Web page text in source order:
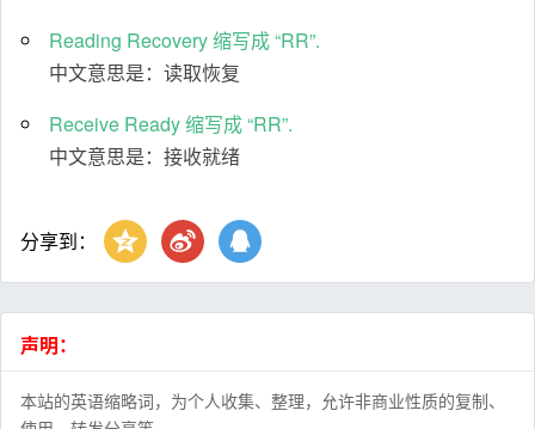
Reading Recovery 缩写成 “RR”.
中文意思是：读取恢复
Receive Ready 缩写成 “RR”.
中文意思是：接收就绪
分享到：
声明：
本站的英语缩略词，为个人收集、整理，允许非商业性质的复制、